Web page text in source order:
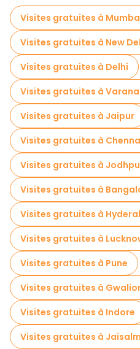
Visites de dégustation
Excursions d'une journée
Visites gratuites à
Visites gratuites à
Visites gratuites à
Visites gratuites à
Visites gratuites à New
Visites gratuites à Delhi
Visites gratuites à
Visites gratuites à Jaipur
Visites gratuites à
Visites gratuites à
Visites gratuites à
Visites gratuites à
Visites gratuites à
Visites gratuites à Pune
Visites gratuites à
Visites gratuites à Indore
Visites gratuites à